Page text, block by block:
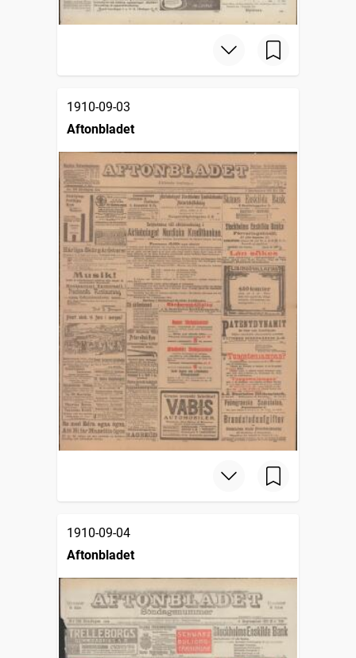
1910-09-03
Aftonbladet
1910-09-04
Aftonbladet